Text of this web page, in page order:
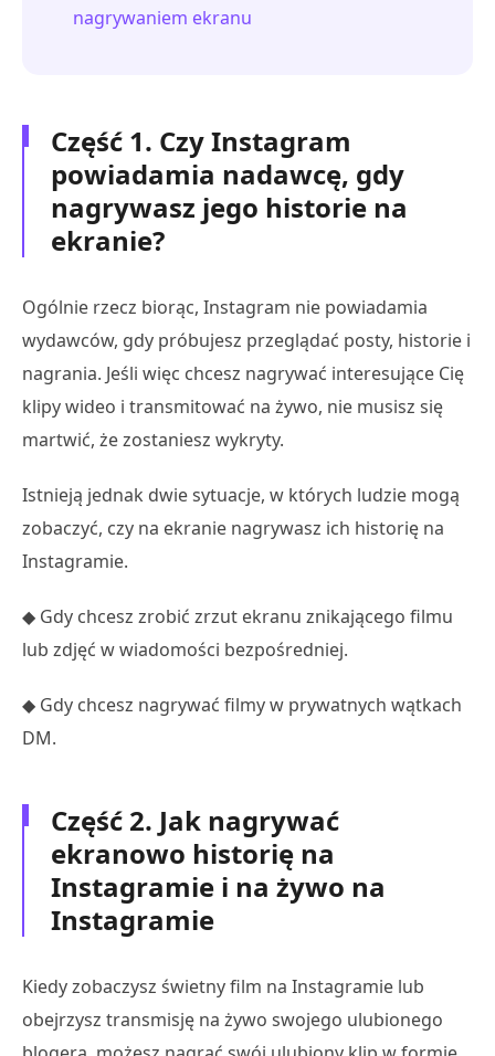
nagrywaniem ekranu
Część 1. Czy Instagram
powiadamia nadawcę, gdy
nagrywasz jego historie na
ekranie?
Ogólnie rzecz biorąc, Instagram nie powiadamia
wydawców, gdy próbujesz przeglądać posty, historie i
nagrania. Jeśli więc chcesz nagrywać interesujące Cię
klipy wideo i transmitować na żywo, nie musisz się
martwić, że zostaniesz wykryty.
Istnieją jednak dwie sytuacje, w których ludzie mogą
zobaczyć, czy na ekranie nagrywasz ich historię na
Instagramie.
◆ Gdy chcesz zrobić zrzut ekranu znikającego filmu
lub zdjęć w wiadomości bezpośredniej.
◆ Gdy chcesz nagrywać filmy w prywatnych wątkach
DM.
Część 2. Jak nagrywać
ekranowo historię na
Instagramie i na żywo na
Instagramie
Kiedy zobaczysz świetny film na Instagramie lub
obejrzysz transmisję na żywo swojego ulubionego